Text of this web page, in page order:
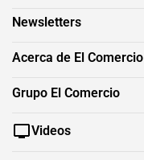
Newsletters
Acerca de El Comercio
Grupo El Comercio
Videos